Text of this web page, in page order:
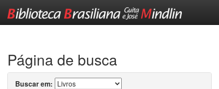
Página de busca
Buscar em: